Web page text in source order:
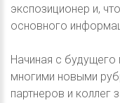
экспозиционер и,
основного
Начиная с
многими новыми
партнеров и коллег